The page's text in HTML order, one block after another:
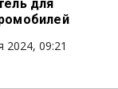
для
2024, 09:21